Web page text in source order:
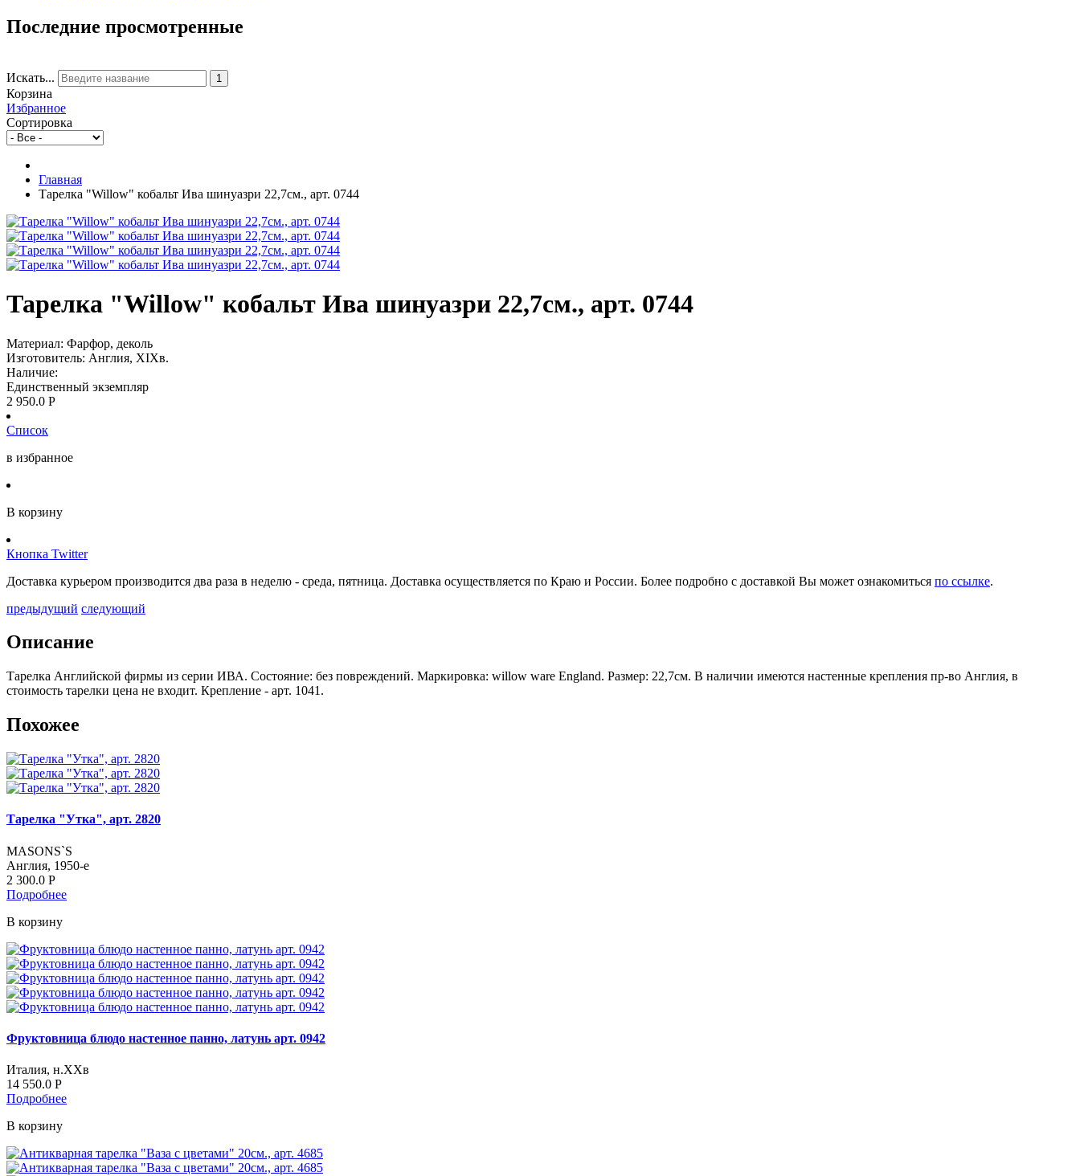
Последние просмотренные
Искать... 1
Корзина
Избранное
Сортировка
Главная
Тарелка "Willow" кобальт Ива шинуазри 22,7см., арт. 0744
Тарелка "Willow" кобальт Ива шинуазри 22,7см., арт. 0744
Материал: Фарфор, деколь
Изготовитель: Англия, XIXв.
Наличие:
Единственный экземпляр
2 950.0 Р
Список
в избранное
В корзину
Кнопка Twitter
Доставка курьером производится два раза в неделю - среда, пятница. Доставка осуществляется по Краю и России. Более подробно с доставкой Вы может ознакомиться по ссылке.
предыдущий следующий
Описание
Тарелка Английской фирмы из серии ИВА. Состояние: без повреждений. Маркировка: willow ware England. Размер: 22,7см. В наличии имеются настенные крепления пр-во Англия, в
стоимость тарелки цена не входит. Крепление - арт. 1041.
Похожее
Тарелка "Утка", арт. 2820
MASONS`S
Англия, 1950-е
2 300.0 Р
Подробнее
В корзину
Фруктовница блюдо настенное панно, латунь арт. 0942
Италия, н.ХХв
14 550.0 Р
Подробнее
В корзину